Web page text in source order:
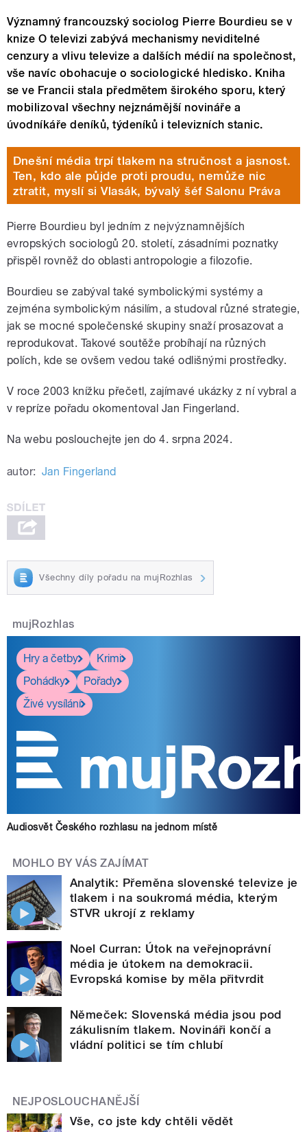
Významný francouzský sociolog Pierre Bourdieu se v
knize O televizi zabývá mechanismy neviditelné
cenzury a vlivu televize a dalších médií na společnost,
vše navíc obohacuje o sociologické hledisko. Kniha
se ve Francii stala předmětem širokého sporu, který
mobilizoval všechny nejznámější novináře a
úvodníkáře deníků, týdeníků i televizních stanic.
Dnešní média trpí tlakem na stručnost a jasnost.
Ten, kdo ale půjde proti proudu, nemůže nic
ztratit, myslí si Vlasák, bývalý šéf Salonu Práva
Pierre Bourdieu byl jedním z nejvýznamnějších
evropských sociologů 20. století, zásadními poznatky
přispěl rovněž do oblasti antropologie a filozofie.
Bourdieu se zabýval také symbolickými systémy a
zejména symbolickým násilím, a studoval různé strategie,
jak se mocné společenské skupiny snaží prosazovat a
reprodukovat. Takové soutěže probíhají na různých
polích, kde se ovšem vedou také odlišnými prostředky.
V roce 2003 knížku přečetl, zajímavé ukázky z ní vybral a
v repríze pořadu okomentoval Jan Fingerland.
Na webu poslouchejte jen do 4. srpna 2024.
autor: Jan Fingerland
Všechny díly pořadu na mujRozhlas
mujRozhlas
Hry a četby
Krimi
Pohádky
Pořady
Živé vysílání
Audiosvět Českého rozhlasu na jednom místě
MOHLO BY VÁS ZAJÍMAT
Analytik: Přeměna slovenské televize je
tlakem i na soukromá média, kterým
STVR ukrojí z reklamy
Noel Curran: Útok na veřejnoprávní
média je útokem na demokracii.
Evropská komise by měla přitvrdit
Němeček: Slovenská média jsou pod
zákulisním tlakem. Novináři končí a
vládní politici se tím chlubí
NEJPOSLOUCHANĚJŠÍ
Vše, co jste kdy chtěli vědět